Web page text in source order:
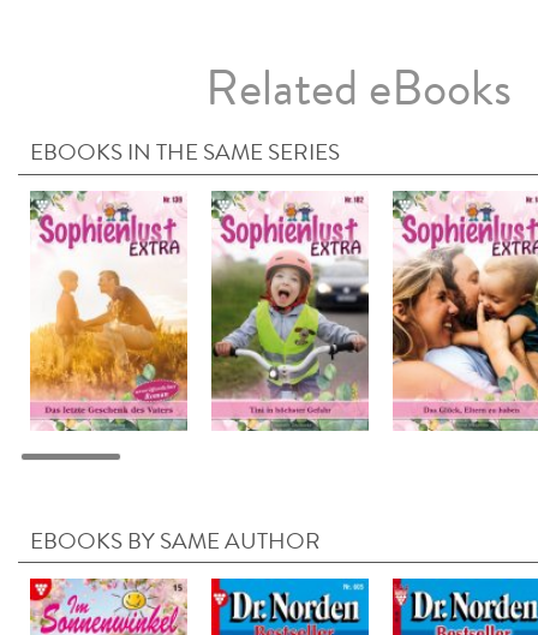
Related eBooks
EBOOKS IN THE SAME SERIES
EBOOKS BY SAME AUTHOR